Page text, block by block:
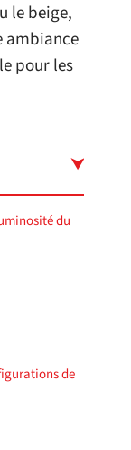
le beige,
ambiance
pour les
du
de